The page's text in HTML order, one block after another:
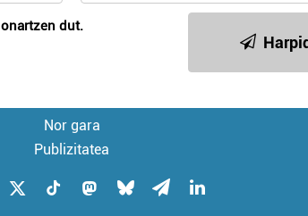
dut.
Nor gara
Publizitatea